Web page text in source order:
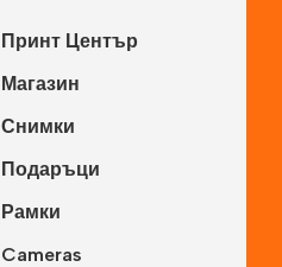
Принт Център
Магазин
Снимки
Подаръци
Рамки
Cameras